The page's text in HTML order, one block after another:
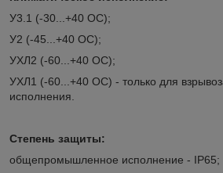
У3.1 (-30...+40 ОС);
У2 (-45...+40 ОС);
УХЛ2 (-60...+40 ОС);
УХЛ1 (-60...+40 ОС) - только для
исполнения.
Степень защиты:
общепромышленное исполнение - IP65;